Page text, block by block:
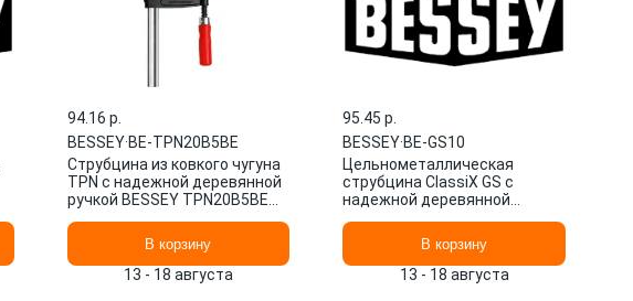
94.16 p.
BESSEY·BE-TPN20B5BE
Струбцина из ковкого чугуна
TPN с надежной деревянной
ручкой BESSEY TPN20B5BE
В корзину
13 - 18 августа
95.45 p.
BESSEY·BE-GS10
Цельнометаллическая
струбцина ClassiX GS с
надежной деревянной
GS10
В корзину
13 - 18 августа